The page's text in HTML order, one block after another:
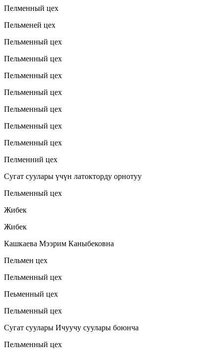
Пелменный цех
Пельменей цех
Пельменный цех
Пельменный цех
Пельменный цех
Пельменный цех
Пельменный цех
Пельменный цех
Пельменный цех
Пелменний цех
Сугат суулары үчүн латокторду орнотуу
Пельменный цех
Жибек
Жибек
Кашкаева Мээрим Каныбековна
Пельмен цех
Пельменный цех
Пеьменный цех
Пельменный цех
Сугат суулары Ичуучу суулары боюнча
Пельменный цех